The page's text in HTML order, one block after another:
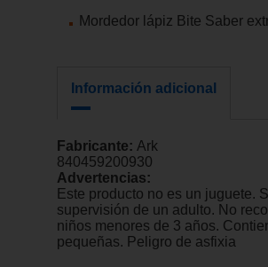
Mordedor lápiz Bite Saber
Información adicional
Fabricante: Ark
840459200930
Advertencias:
Este producto no es un juguete.
supervisión de un adulto. No
niños menores de 3 años.
pequeñas. Peligro de asfixia